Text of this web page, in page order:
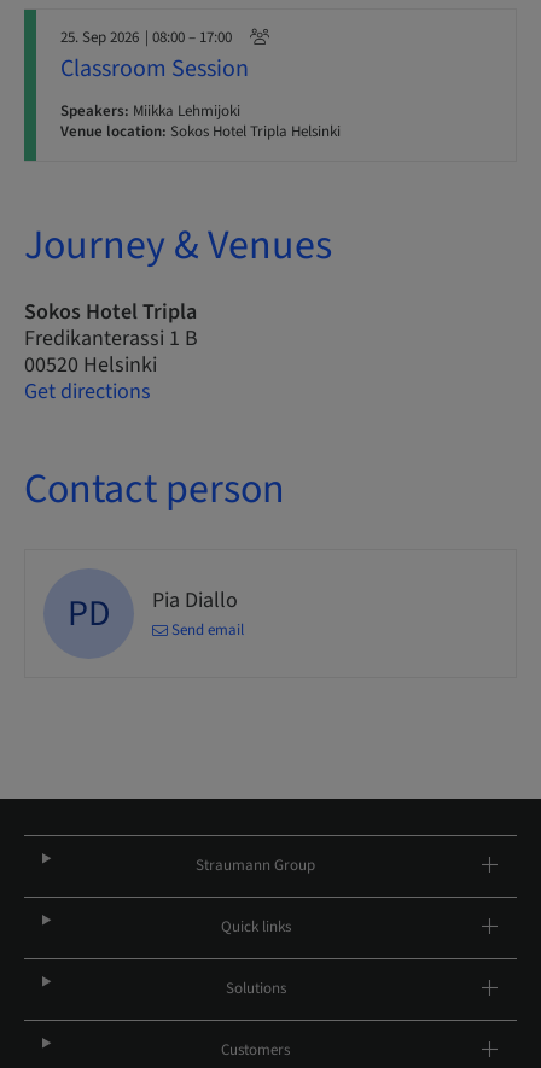
25. Sep 2026 | 08:00 – 17:00
Classroom Session
Speakers: Miikka Lehmijoki
Venue location: Sokos Hotel Tripla Helsinki
Journey & Venues
Sokos Hotel Tripla
Fredikanterassi 1 B
00520 Helsinki
Get directions
Contact person
PD Pia Diallo
Send email
Straumann Group
Quick links
Solutions
Customers